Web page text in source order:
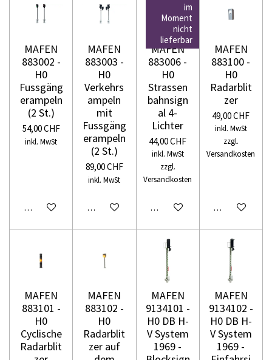
MAFEN
883002 -
H0
Fussgäng
erampeln
(2 St.)
54,00 CHF
inkl. MwSt
In den Warenkorb
MAFEN
883003 -
H0
Verkehrs
ampeln
mit
Fussgäng
erampeln
(2 St.)
89,00 CHF
inkl. MwSt
In den Warenkorb
im
Moment
nicht
lieferbar
MAFEN
883006 -
H0
Strassen
bahnsign
al 4-
Lichter
44,00 CHF
inkl. MwSt
zzgl.
Versandkosten
In den Warenkorb
MAFEN
883100 -
H0
Radarblit
zer
49,00 CHF
inkl. MwSt
zzgl.
Versandkosten
In den
MAFEN
883101 -
H0
Cyclische
Radarblit
MAFEN
883102 -
H0
Radarblit
zer auf
MAFEN
9134101 -
H0 DB H-
V System
1969 -
MAFEN
9134102 -
H0 DB H-
V System
1969 -